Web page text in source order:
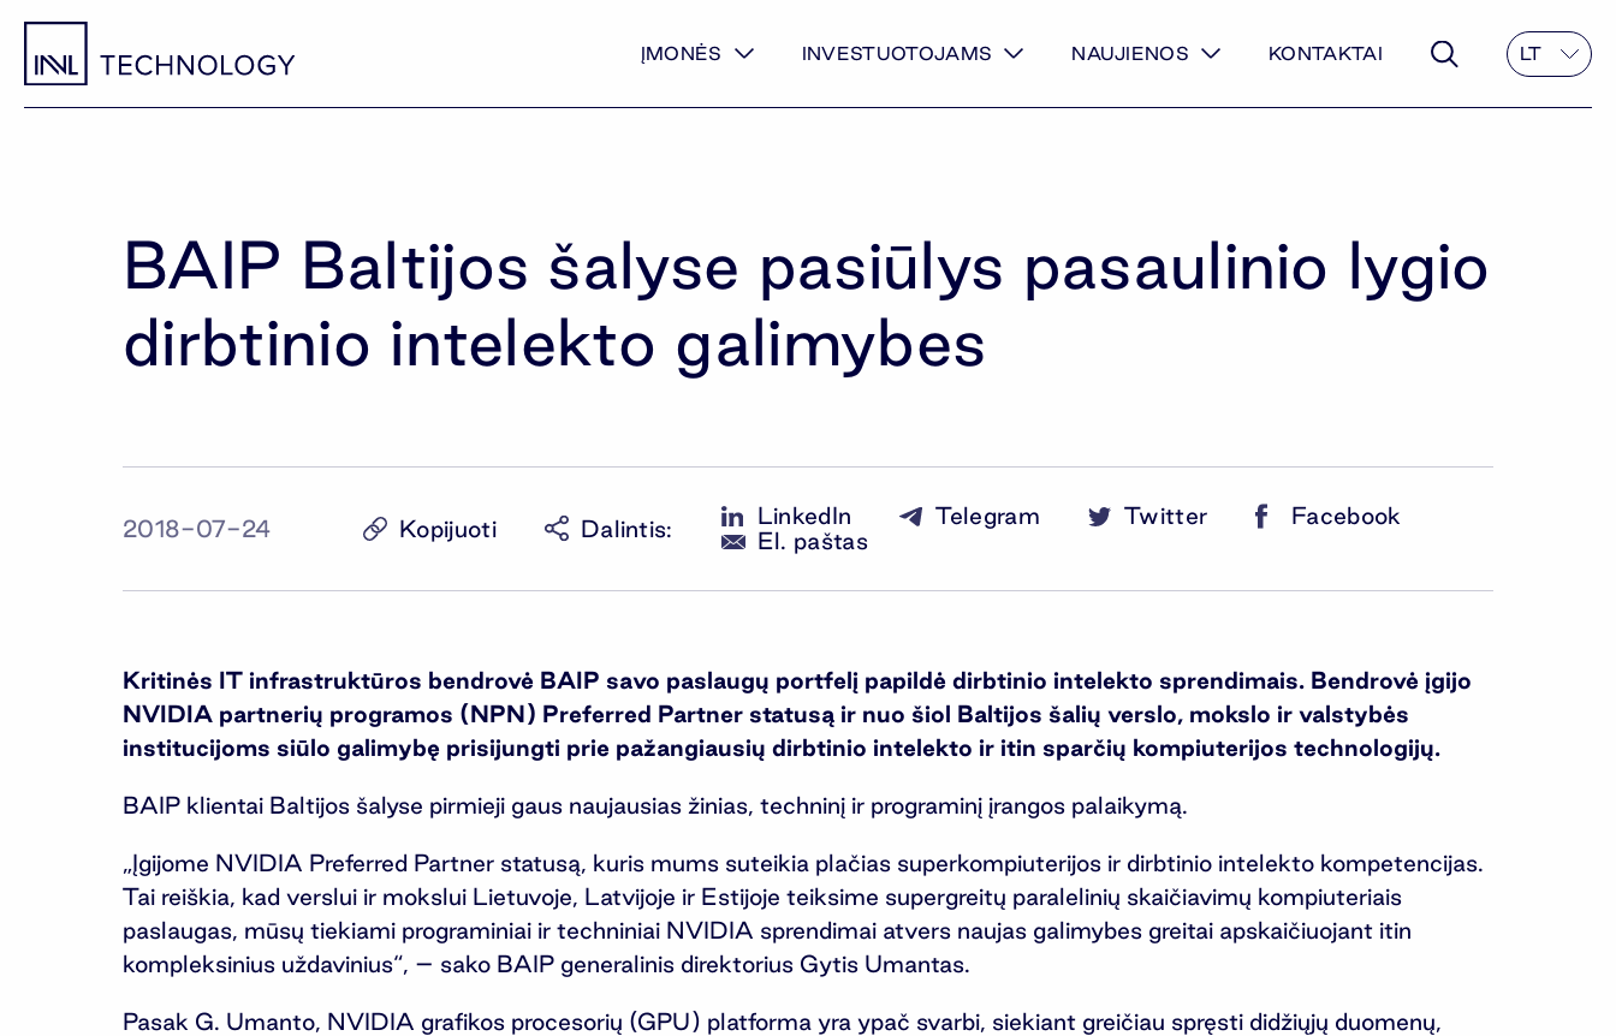
ĮMONĖS INVESTUOTOJAMS NAUJIENOS KONTAKTAI LT
BAIP Baltijos šalyse pasiūlys pasaulinio lygio
dirbtinio intelekto galimybes
2018-07-24 Kopijuoti Dalintis: LinkedIn Telegram Twitter
Facebook
El. paštas
Kritinės IT infrastruktūros bendrovė BAIP savo paslaugų portfelį papildė dirbtinio intelekto sprendimais. Bendrovė įgijo
NVIDIA partnerių programos (NPN) Preferred Partner statusą ir nuo šiol Baltijos šalių verslo, mokslo ir valstybės
institucijoms siūlo galimybę prisijungti prie pažangiausių dirbtinio intelekto ir itin sparčių kompiuterijos technologijų.
BAIP klientai Baltijos šalyse pirmieji gaus naujausias žinias, techninį ir programinį įrangos palaikymą.
„Įgijome NVIDIA Preferred Partner statusą, kuris mums suteikia plačias superkompiuterijos ir dirbtinio intelekto kompetencijas.
Tai reiškia, kad verslui ir mokslui Lietuvoje, Latvijoje ir Estijoje teiksime supergreitų paralelinių skaičiavimų kompiuteriais
paslaugas, mūsų tiekiami programiniai ir techniniai NVIDIA sprendimai atvers naujas galimybes greitai apskaičiuojant itin
kompleksinius uždavinius“, – sako BAIP generalinis direktorius Gytis Umantas.
Pasak G. Umanto, NVIDIA grafikos procesorių (GPU) platforma yra ypač svarbi, siekiant greičiau spręsti didžiųjų duomenų,